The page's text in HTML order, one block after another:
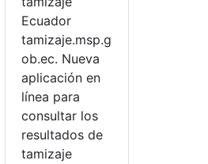
Comida,Consultas
Ecuador
tamizaje.msp.g
ob.ec. Nueva
aplicación en
línea para
consultar los
resultados de
tamizaje